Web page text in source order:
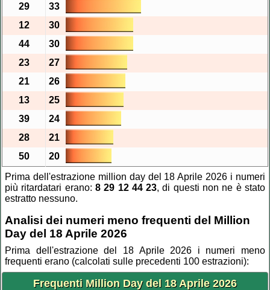
29
33
12
30
44
30
23
27
21
26
13
25
39
24
28
21
50
20
Prima dell'estrazione million day del 18 Aprile 2026 i numeri
più ritardatari erano: 8 29 12 44 23, di questi non ne è stato
estratto nessuno.
Analisi dei numeri meno frequenti del Million
Day del 18 Aprile 2026
Prima dell'estrazione del 18 Aprile 2026 i numeri meno
frequenti erano (calcolati sulle precedenti 100 estrazioni):
Frequenti Million Day del 18 Aprile 2026